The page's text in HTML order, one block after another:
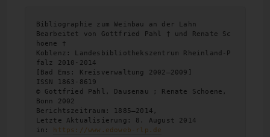
Bibliographie zum Weinbau an der Lahn
Bearbeitet von Gottfried Pahl † und Renate Sc
hoene †
Koblenz: Landesbibliothekszentrum Rheinland-P
falz 2010-2014
[Bad Ems: Kreisverwaltung 2002–2009]
ISSN 1863-8619
© Gottfried Pahl, Dausenau ; Renate Schoene,
Bonn 2002
Berichtszeitraum: 1885–2014,
Letzte Aktualisierung: 8. August 2014
in:
https://www.edoweb-rlp.de